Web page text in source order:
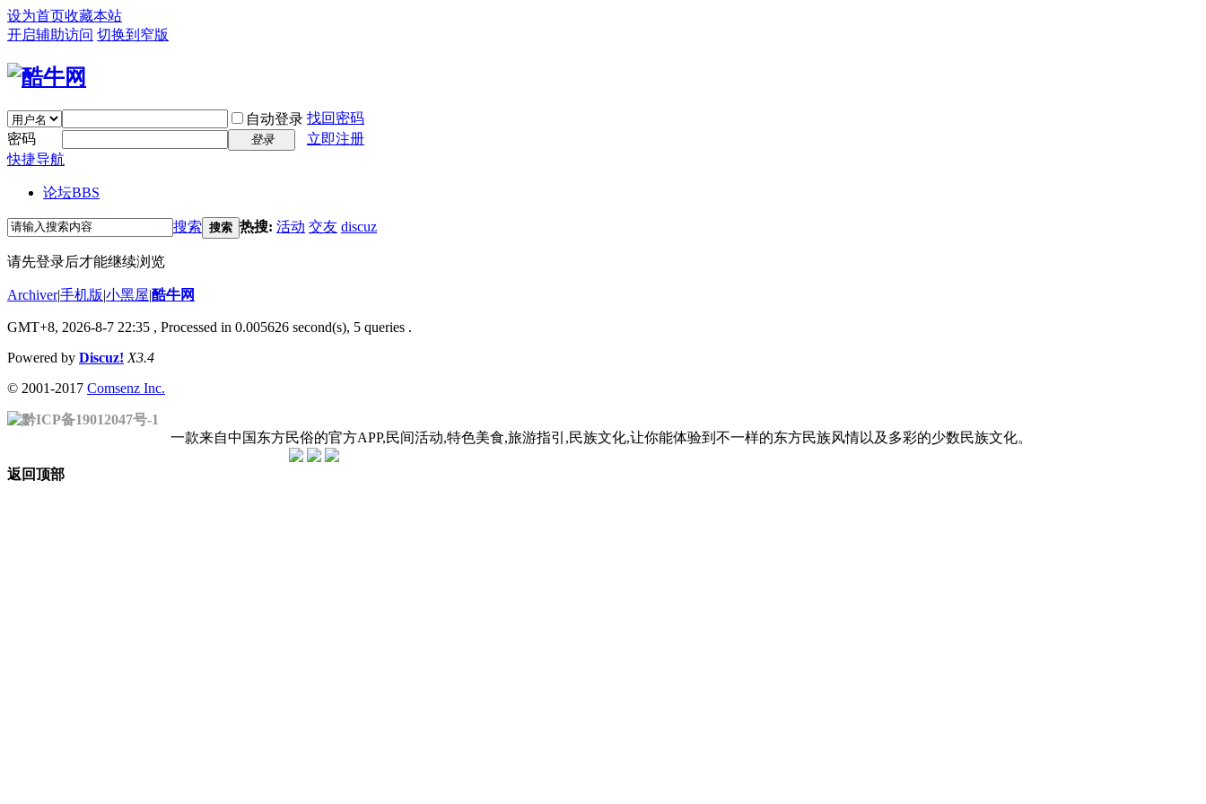
设为首页收藏本站
开启辅助访问 切换到窄版
自动登录 找回密码
密码
登录
立即注册
快捷导航
论坛BBS
搜索 搜索 热搜: 活动 交友 discuz
请先登录后才能继续浏览
Archiver|手机版|小黑屋|酷牛网
GMT+8, 2026-8-7 22:35 , Processed in 0.005626 second(s), 5 queries .
Powered by Discuz! X3.4
© 2001-2017 Comsenz Inc.
黔ICP备19012047号-1
一款来自中国东方民俗的官方APP,民间活动,特色美食,旅游指引,民族文化,让你能体验到不一样的东方民族风情以及多彩的少数民族文化。
返回顶部